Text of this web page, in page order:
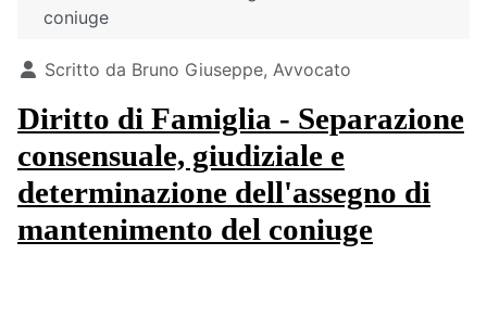
coniuge
Dettagli
Scritto da Bruno Giuseppe, Avvocato
Diritto di Famiglia - Separazione
consensuale, giudiziale e
determinazione dell'assegno di
mantenimento del coniuge